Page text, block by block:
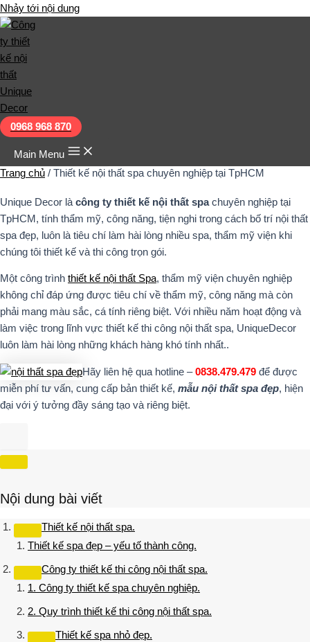
Nhảy tới nội dung
0968 968 870
Main Menu
Trang chủ / Thiết kế nội thất spa chuyên nghiệp tại TpHCM
Unique Decor là công ty thiết kế nội thất spachuyên nghiệp tại
TpHCM, tính thẩm mỹ, công năng, tiện nghi trong cách bố trí nội thất
spa đẹp, luôn là tiêu chí làm hài lòng nhiều spa, thẩm mỹ viện khi
chúng tôi thiết kế và thi công trọn gói.
Một công trình thiết kế nội thất Spa, thẩm mỹ viện chuyên nghiệp
không chỉ đáp ứng được tiêu chí về thẩm mỹ, công năng mà còn
phải mang màu sắc, cá tính riêng biệt. Với nhiều năm hoạt động và
làm việc trong lĩnh vực thiết kế thi công nội thất spa, UniqueDecor
luôn làm hài lòng những khách hàng khó tính nhất..
Hãy liên hệ qua hotline –0838.479.479 để được
miễn phí tư vấn, cung cấp bản thiết kế, mẫu nội thất spa đẹp, hiện
đại với ý tưởng đầy sáng tạo và riêng biệt.
Nội dung bài viết
Thiết kế nội thất spa.
Thiết kế spa đẹp – yếu tố thành công.
Công ty thiết kế thi công nội thất spa.
1. Công ty thiết kế spa chuyên nghiệp.
2. Quy trình thiết kế thi công nội thất spa.
Thiết kế spa nhỏ đẹp.